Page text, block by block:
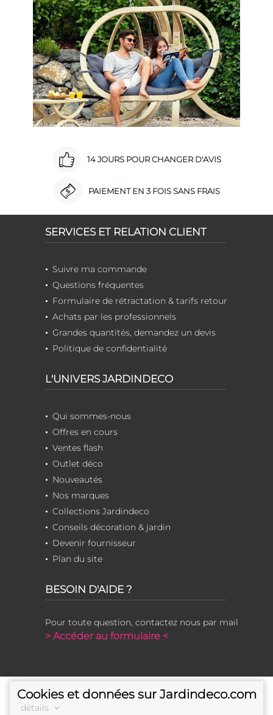
14 JOURS POUR CHANGER D'AVIS
PAIEMENT EN 3 FOIS SANS FRAIS
SERVICES ET RELATION CLIENT
Suivre ma commande
Questions fréquentes
Formulaire de rétractation & tarifs retour
Achats par les professionnels
Grandes quantités, demandez un devis
Politique de confidentialité
L'UNIVERS JARDINDECO
Qui sommes-nous
Offres en cours
Ventes flash
Outlet déco
Nouveautés
Nos marques
Collections Jardindeco
Conseils décoration & jardin
Devenir fournisseur
Plan du site
BESOIN D'AIDE ?
Pour toute question, contactez nous par mail
> Accéder au formulaire <
Cookies et données sur Jardindeco.com
détails